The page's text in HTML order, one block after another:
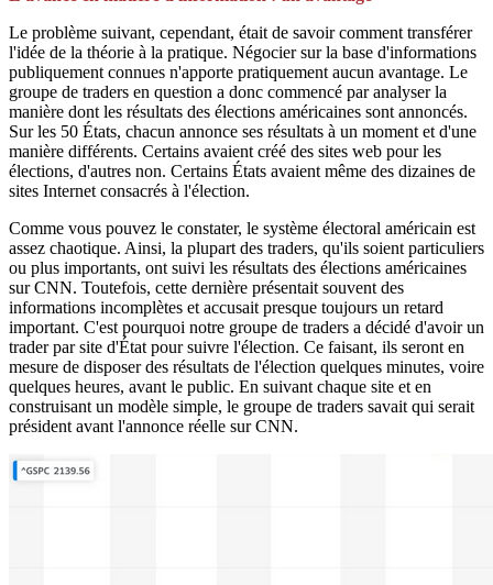
Le problème suivant, cependant, était de savoir comment transférer
l'idée de la théorie à la pratique. Négocier sur la base d'informations
publiquement connues n'apporte pratiquement aucun avantage. Le
groupe de traders en question a donc commencé par analyser la
manière dont les résultats des élections américaines sont annoncés.
Sur les 50 États, chacun annonce ses résultats à un moment et d'une
manière différents. Certains avaient créé des sites web pour les
élections, d'autres non. Certains États avaient même des dizaines de
sites Internet consacrés à l'élection.
Comme vous pouvez le constater, le système électoral américain est
assez chaotique. Ainsi, la plupart des traders, qu'ils soient particuliers
ou plus importants, ont suivi les résultats des élections américaines
sur CNN. Toutefois, cette dernière présentait souvent des
informations incomplètes et accusait presque toujours un retard
important. C'est pourquoi notre groupe de traders a décidé d'avoir un
trader par site d'État pour suivre l'élection. Ce faisant, ils seront en
mesure de disposer des résultats de l'élection quelques minutes, voire
quelques heures, avant le public. En suivant chaque site et en
construisant un modèle simple, le groupe de traders savait qui serait
président avant l'annonce réelle sur CNN.